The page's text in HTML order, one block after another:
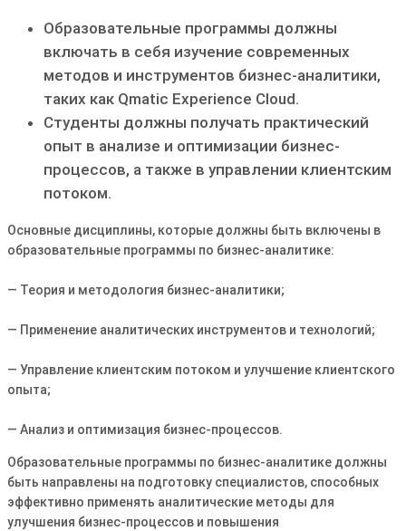
Образовательные программы должны
включать в себя изучение современных
методов и инструментов бизнес-аналитики,
таких как Qmatic Experience Cloud.
Студенты должны получать практический
опыт в анализе и оптимизации бизнес-
процессов, а также в управлении клиентским
потоком.
Основные дисциплины, которые должны быть включены в
образовательные программы по бизнес-аналитике:
— Теория и методология бизнес-аналитики;
— Применение аналитических инструментов и технологий;
— Управление клиентским потоком и улучшение клиентского
опыта;
— Анализ и оптимизация бизнес-процессов.
Образовательные программы по бизнес-аналитике должны
быть направлены на подготовку специалистов, способных
эффективно применять аналитические методы для
улучшения бизнес-процессов и повышения